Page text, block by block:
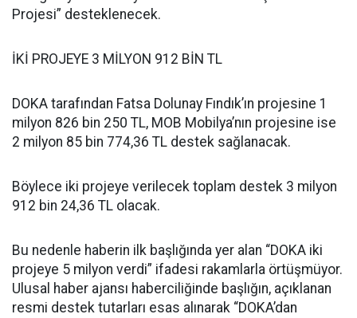
Projesi” desteklenecek.
İKİ PROJEYE 3 MİLYON 912 BİN TL
DOKA tarafından Fatsa Dolunay Fındık’ın projesine 1
milyon 826 bin 250 TL, MOB Mobilya’nın projesine ise
2 milyon 85 bin 774,36 TL destek sağlanacak.
Böylece iki projeye verilecek toplam destek 3 milyon
912 bin 24,36 TL olacak.
Bu nedenle haberin ilk başlığında yer alan “DOKA iki
projeye 5 milyon verdi” ifadesi rakamlarla örtüşmüyor.
Ulusal haber ajansı haberciliğinde başlığın, açıklanan
resmi destek tutarları esas alınarak “DOKA’dan